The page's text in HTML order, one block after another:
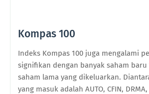
Kompas 100
Indeks Kompas 100 juga mengalami
signifikan dengan banyak saham baru
saham lama yang dikeluarkan.
yang masuk adalah AUTO, CFIN, DRMA,